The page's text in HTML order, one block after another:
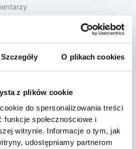
Szczegóły O plikach cookies
z plików cookie
do spersonalizowania treści
funkcje społecznościowe i
witrynie. Informacje o tym, jak
udostępniamy partnerom